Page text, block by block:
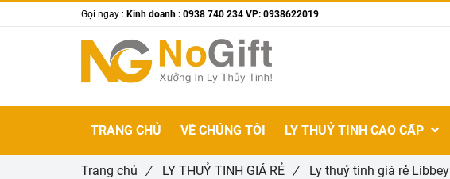
Trang chủ / LY THUỶ TINH GIÁ RẺ / Ly thuỷ tinh giá rẻ Libbey
Gọi ngay : Kinh doanh : 0938 740 234 VP: 0938622019
TRANG CHỦ VỀ CHÚNG TÔI LY THUỶ TINH CAO CẤP